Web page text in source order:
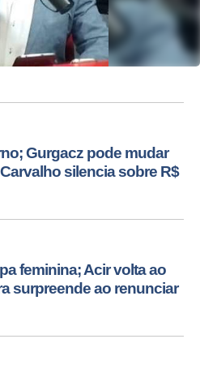
Gurgacz pode mudar
silencia sobre R$
feminina; Acir volta ao
surpreende ao renunciar